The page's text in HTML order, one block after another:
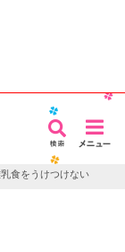
食をうけつけない